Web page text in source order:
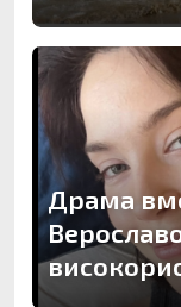
Драма